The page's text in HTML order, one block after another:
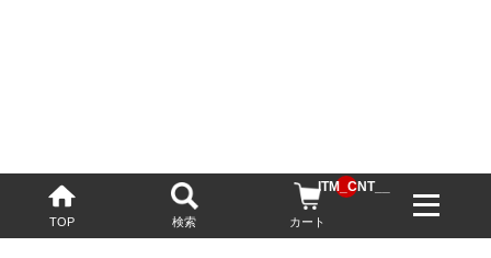
TOP 検索 カート
__ITM_CNT__